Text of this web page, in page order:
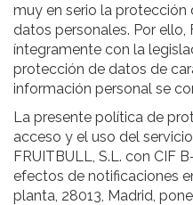
muy en serio la protección
datos personales. Por ello,
íntegramente con la
protección de datos de
información personal se
La presente política de
acceso y el uso del
FRUITBULL, S.L. con CIF
efectos de notificaciones
planta, 28013, Madrid,